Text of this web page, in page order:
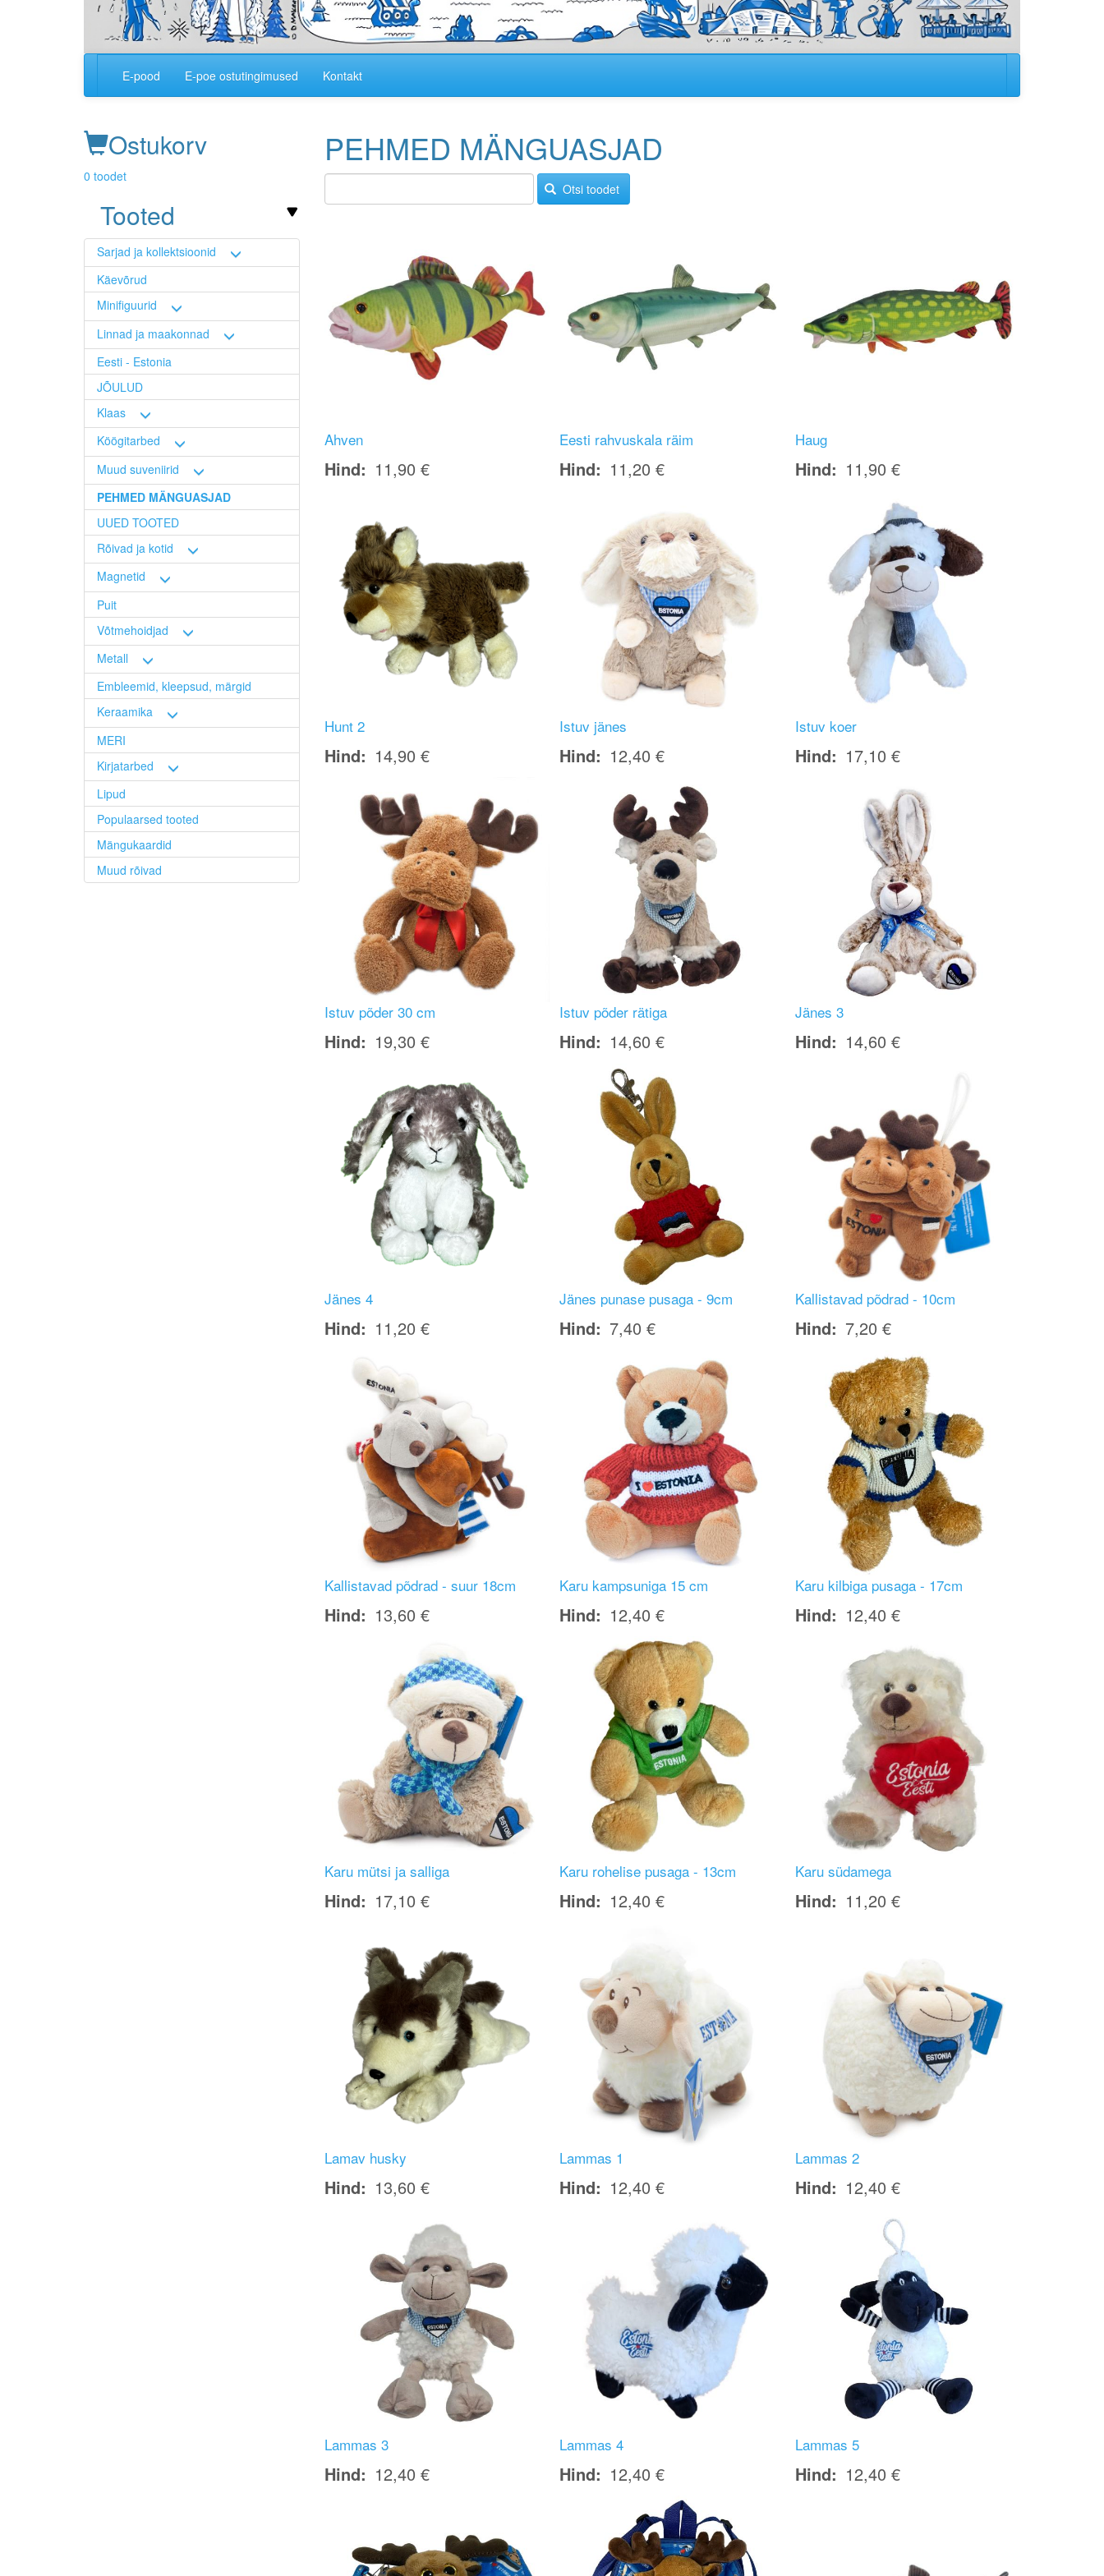
Main
E-pood E-poe ostutingimused Kontakt
Ostukorv
0 toodet
Tooted
Sarjad ja kollektsioonid
Käevõrud
Minifiguurid
Linnad ja maakonnad
Eesti - Estonia
JÕULUD
Klaas
Köögitarbed
Muud suveniirid
PEHMED MÄNGUASJAD
UUED TOOTED
Rõivad ja kotid
Magnetid
Puit
Võtmehoidjad
Metall
Embleemid, kleepsud, märgid
Keraamika
MERI
Kirjatarbed
Lipud
Populaarsed tooted
Mängukaardid
Muud rõivad
PEHMED MÄNGUASJAD
Otsi toodet
Ahven
Hind 11,90 €
Eesti rahvuskala räim
Hind 11,20 €
Haug
Hind 11,90 €
Hunt 2
Hind 14,90 €
Istuv jänes
Hind 12,40 €
Istuv koer
Hind 17,10 €
Istuv põder 30 cm
Hind 19,30 €
Istuv põder rätiga
Hind 14,60 €
Jänes 3
Hind 14,60 €
Jänes 4
Hind 11,20 €
Jänes punase pusaga - 9cm
Hind 7,40 €
Kallistavad põdrad - 10cm
Hind 7,20 €
Kallistavad põdrad - suur 18cm
Hind 13,60 €
Karu kampsuniga 15 cm
Hind 12,40 €
Karu kilbiga pusaga - 17cm
Hind 12,40 €
Karu mütsi ja salliga
Hind 17,10 €
Karu rohelise pusaga - 13cm
Hind 12,40 €
Karu südamega
Hind 11,20 €
Lamav husky
Hind 13,60 €
Lammas 1
Hind 12,40 €
Lammas 2
Hind 12,40 €
Lammas 3
Hind 12,40 €
Lammas 4
Hind 12,40 €
Lammas 5
Hind 12,40 €